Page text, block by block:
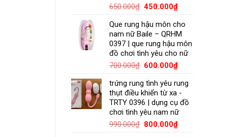
650.000₫ 450.000₫
Que rung hậu môn cho
nam nữ Baile – QRHM
0397 | que rung hậu môn
đồ chơi tình yêu cho nữ
700.000₫ 600.000₫
trứng rung tình yêu rung
thụt điều khiển từ xa -
TRTY 0396 | dụng cụ đồ
chơi tình yêu nam nữ
990.000₫ 800.000₫